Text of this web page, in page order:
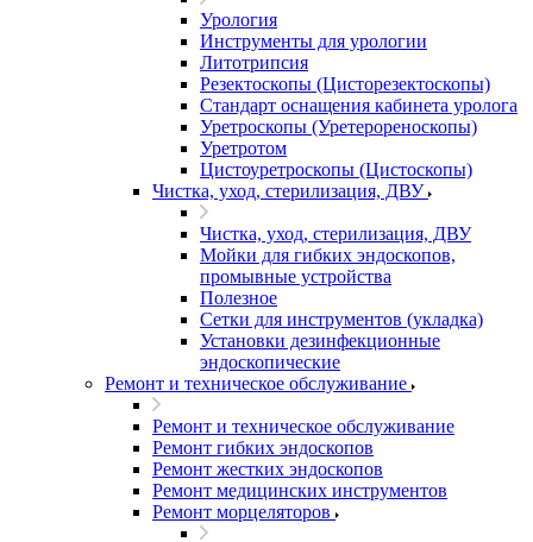
Урология
Инструменты для урологии
Литотрипсия
Резектоскопы (Цисторезектоскопы)
Стандарт оснащения кабинета уролога
Уретроскопы (Уретерореноскопы)
Уретротом
Цистоуретроскопы (Цистоскопы)
Чистка, уход, стерилизация, ДВУ
Чистка, уход, стерилизация, ДВУ
Мойки для гибких эндоскопов,
промывные устройства
Полезное
Сетки для инструментов (укладка)
Установки дезинфекционные
эндоскопические
Ремонт и техническое обслуживание
Ремонт и техническое обслуживание
Ремонт гибких эндоскопов
Ремонт жестких эндоскопов
Ремонт медицинских инструментов
Ремонт морцеляторов